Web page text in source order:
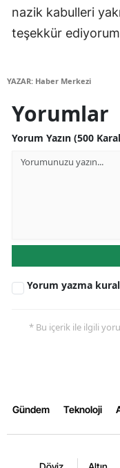
nazik kabulleri
teşekkür
YAZAR: Haber Merkezi
Yorumlar
Yorum Yazın (500
Yorum yazma
* Bu içerik ile ilgili
Gündem Teknoloji